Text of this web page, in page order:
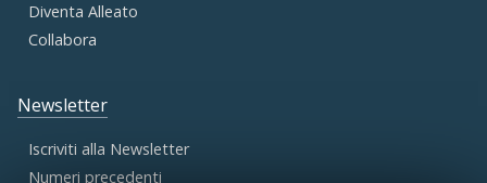
Diventa Alleato
Collabora
Newsletter
Iscriviti alla Newsletter
Numeri precedenti